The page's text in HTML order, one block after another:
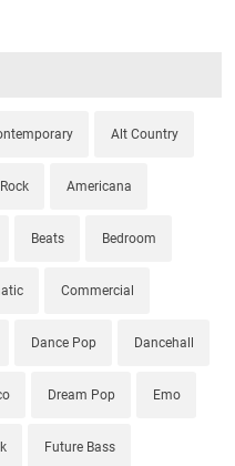
Alt Country
Americana
Beats Bedroom
Commercial
Dance Pop Dancehall
Dream Pop Emo
Future Bass